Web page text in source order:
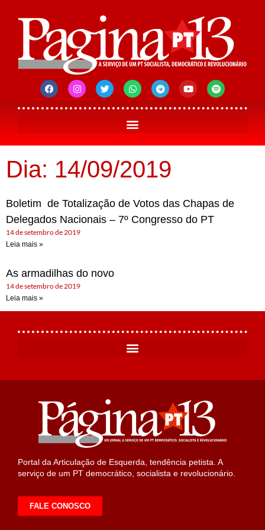
Dia: 14/09/2019
Boletim de Totalização de Votos das Chapas de
Delegados Nacionais – 7º Congresso do PT
14 de setembro de 2019
Leia mais »
As armadilhas do novo
14 de setembro de 2019
Leia mais »
Portal da Articulação de Esquerda, tendência petista. A
serviço de um PT democrático, socialista e revolucionário.
FALE CONOSCO